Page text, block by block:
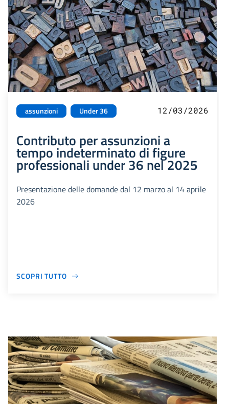
assunzioni Under 36 12/03/2026
Contributo per assunzioni a
tempo indeterminato di figure
professionali under 36 nel 2025
Presentazione delle domande dal 12 marzo al 14 aprile
2026
SCOPRI TUTTO